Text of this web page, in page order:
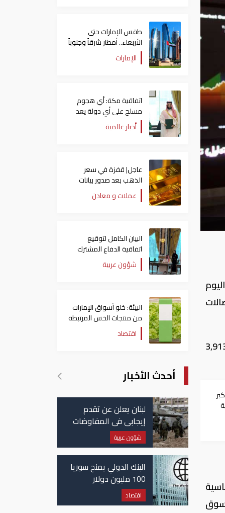
نقطة، من رصيده، ليصل إلى مستوى 3,913.55
المواد الأساسية
شركة مدرجة بسوق
طقس الإمارات حتى
الأربعاء.. أمطار شرقاً وجنوباً
وانخفاض تدريجي للحرارة
الإمارات
اتفاقية مكة: أي هجوم
مسلح على أي دولة يعد
هجوما على الدول الثلاث
جميعا
أخبار عالمية
عاجل| قفزة في سعر
الذهب بعد صدور بيانات
الوظائف الأمريكية
عملات و معادن
البيان الكامل لتوقيع
اتفاقية الدفاع المشترك
بين السعودية وتركيا
وباكستان
شؤون عربية
البيئة: خلو أسواق الإمارات
من منتجات الخس المرتبطة
بتفشي داء السيكلوسبورا
اقتصاد
أحدث الأخبار
لبنان يعلن عن تقدم
إيجابي في المفاوضات
مع إسرائيل.. وأمريكا
تضغط لوقف النار في
غزة
شؤون عربية
البنك الدولي يمنح سوريا
100 مليون دولار
اقتصاد